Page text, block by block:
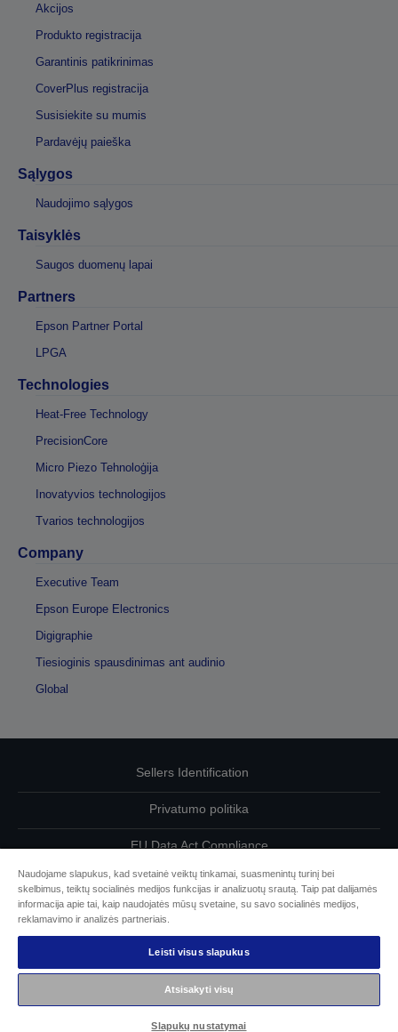
Akcijos
Produkto registracija
Garantinis patikrinimas
CoverPlus registracija
Susisiekite su mumis
Pardavėjų paieška
Sąlygos
Naudojimo sąlygos
Taisyklės
Saugos duomenų lapai
Partners
Epson Partner Portal
LPGA
Technologies
Heat-Free Technology
PrecisionCore
Micro Piezo Tehnoloģija
Inovatyvios technologijos
Tvarios technologijos
Company
Executive Team
Epson Europe Electronics
Digigraphie
Tiesioginis spausdinimas ant audinio
Global
Sellers Identification
Privatumo politika
EU Data Act Compliance
Susisiekite su mumis dėl savo duomenų
Cookie Information
„Epson“ įsipareigojimas dėl prieinamumo
© „Seiko Epson“, 2026 m.
Naudojame slapukus, kad svetainė veiktų tinkamai, suasmenintų turinį bei
skelbimus, teiktų socialinės medijos funkcijas ir analizuotų srautą. Taip pat dalijamės
informacija apie tai, kaip naudojatės mūsų svetaine, su savo socialinės medijos,
reklamavimo ir analizės partneriais.
Leisti visus slapukus
Atsisakyti visų
Slapukų nustatymai